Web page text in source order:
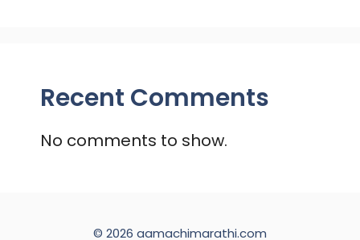
Recent Comments
No comments to show.
© 2026 aamachimarathi.com